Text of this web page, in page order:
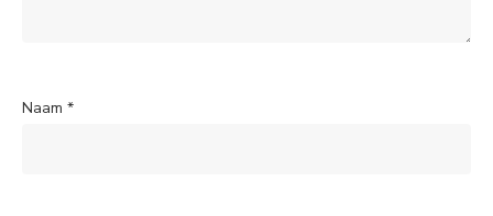
Naam *